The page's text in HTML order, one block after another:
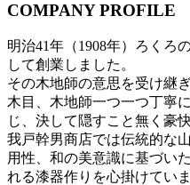
COMPANY PROFILE
明治41年（1908年）ろくろ
して創業しました。
その木地師の意思を受け継
木目、木地師一つ一つ丁寧
じ、決して隠すこと無く豪
我戸幹男商店では伝統的な
用性、和の美意識に基づい
れる漆器作りを心掛けていま